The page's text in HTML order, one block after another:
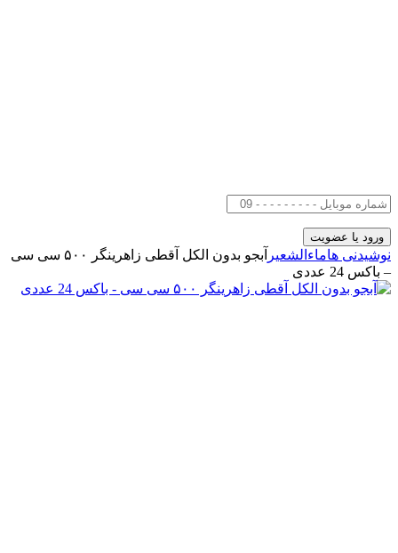
نوشیدنی هاماءالشعیر
آبجو بدون الکل آقطی زاهرینگر ۵۰۰ سی سی
– باکس 24 عددی